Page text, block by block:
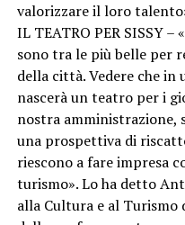
valorizzare il loro
IL TEATRO PER SISSY
sono tra le più belle per
della città. Vedere che in
nascerà un teatro per i
nostra amministrazione,
una prospettiva di
riescono a fare impresa
turismo». Lo ha detto
alla Cultura e al Turismo